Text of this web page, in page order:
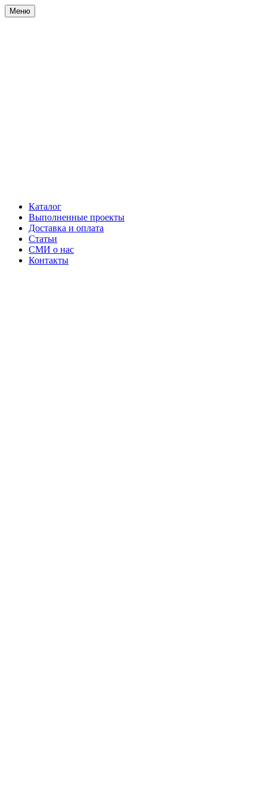
Меню
Каталог
Выполненные проекты
Доставка и оплата
Статьи
СМИ о нас
Контакты